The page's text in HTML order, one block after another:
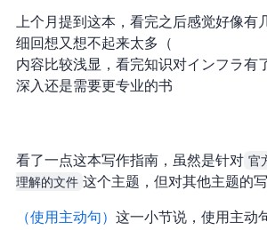
上个月提到这本，看完之后感觉好像有
细回想又想不起来太多（
内容比较浅显，看完知识对 インフラ 有
深入还是需要更专业的书
看了一点这本写作指南，虽然是针对 官
理解的文件 这个主题，但对其他主题的
Use active voice（使用主动句） 这一小节说，使用主动